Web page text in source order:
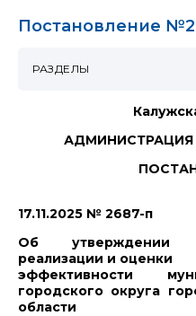
Постановление
17.11.2025 № 2687-п
Об утверждении
реализации и оценки
эффективности
городского округа
области
РАЗДЕЛЫ